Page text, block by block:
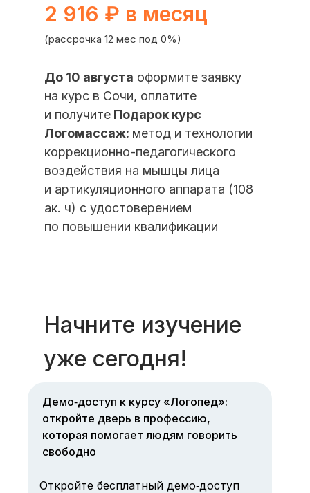
(рассрочка 12 мес под 0%)
2 916 ₽ в месяц
До 10 августа оформите заявку
на курс в Сочи, оплатите
и получите Подарок курс
Логомассаж: метод и технологии
коррекционно-педагогического
воздействия на мышцы лица
и артикуляционного аппарата (108
ак. ч) с удостоверением
по повышении квалификации
Начните изучение
уже сегодня!
Демо‑доступ к курсу «Логопед»:
откройте дверь в профессию,
которая помогает людям говорить
свободно
Откройте бесплатный демо‑доступ